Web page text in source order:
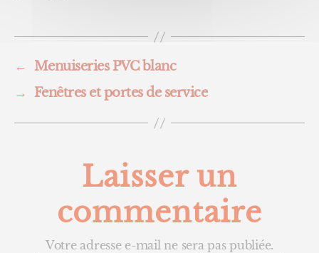
←
Menuiseries PVC blanc
→
Fenêtres et portes de service
Laisser un
commentaire
Votre adresse e-mail ne sera pas publiée.